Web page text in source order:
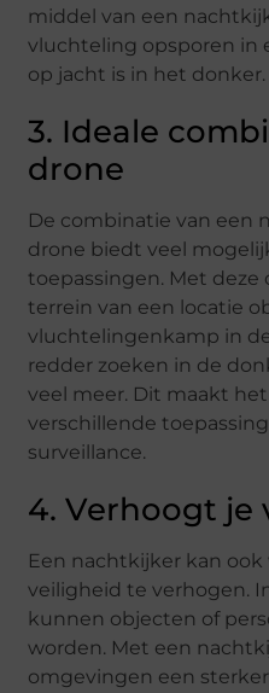
middel van een
vluchteling opsporen in
op jacht is in het donker.
3. Ideale
drone
De combinatie van een
drone biedt veel
toepassingen. Met
terrein van een locatie
vluchtelingenkamp in
redder zoeken in de
veel meer. Dit maakt
verschillende
surveillance.
4. Verhoogt je
Een nachtkijker kan
veiligheid te verhogen.
kunnen objecten of
worden. Met een
omgevingen een